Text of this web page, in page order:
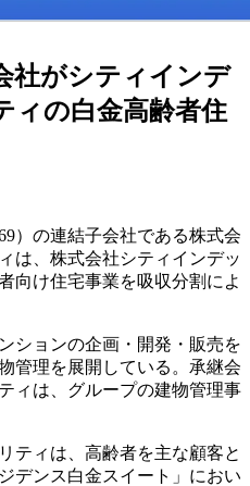
社がシティインデ
ィの白金高齢者住
）の連結子会社である株式会
は、株式会社シティインデッ
向け住宅事業を吸収分割によ
ションの企画・開発・販売を
管理を展開している。承継会
ィは、グループの建物管理事
ティは、高齢者を主な顧客と
デンス白金スイート」におい